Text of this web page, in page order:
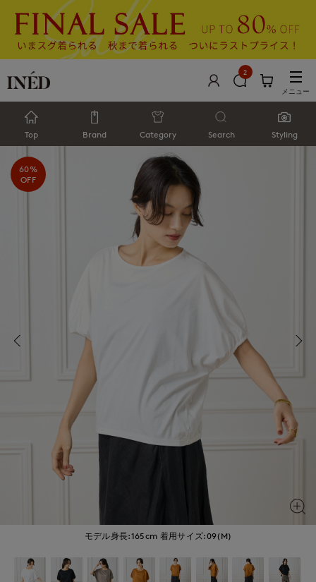
2
メニュー
Top Brand Category Search Styling
モデル身長:165cm 着用サイズ:09(M)
60%
OFF